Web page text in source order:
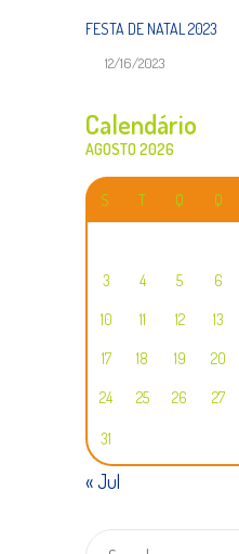
FESTA DE NATAL 2023
12/16/2023
Calendário
AGOSTO 2026
S T Q Q
3 4 5 6
10 11 12 13
17 18 19 20
24 25 26 27
31
« Jul